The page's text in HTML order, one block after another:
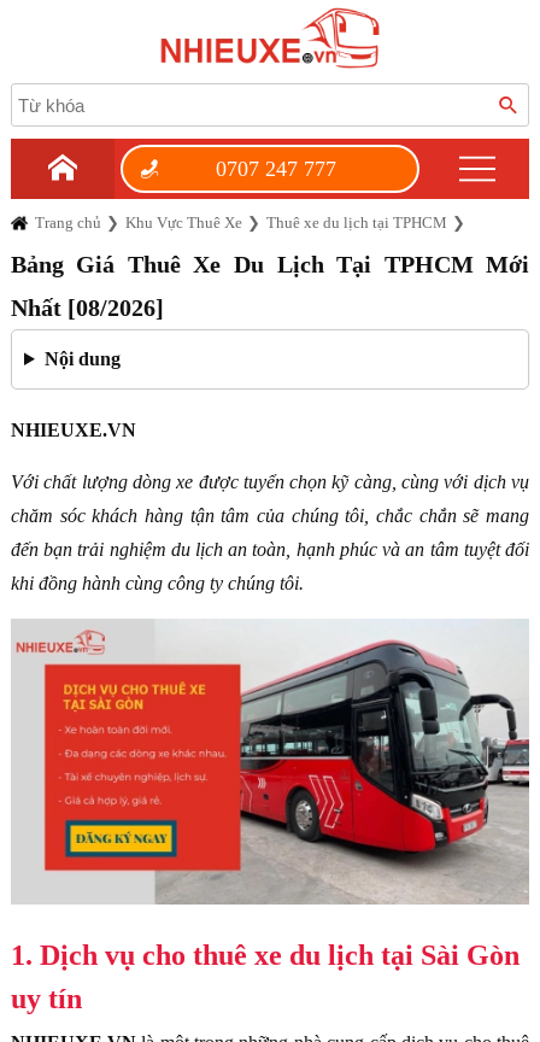
0707 247 777
Trang chủ Khu Vực Thuê Xe Thuê xe du lịch tại TPHCM
Bảng Giá Thuê Xe Du Lịch Tại TPHCM Mới
Nhất [08/2026]
Nội dung
NHIEUXE.VN
Với chất lượng dòng xe được tuyển chọn kỹ càng, cùng với dịch vụ
chăm sóc khách hàng tận tâm của chúng tôi, chắc chắn sẽ mang
đến bạn trải nghiệm du lịch an toàn, hạnh phúc và an tâm tuyệt đối
khi đồng hành cùng công ty chúng tôi.
1. Dịch vụ cho thuê xe du lịch tại Sài Gòn
uy tín